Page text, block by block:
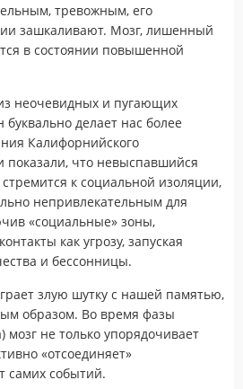
тревожным, его
зашкаливают. Мозг, лишенный
в состоянии повышенной
неочевидных и пугающих
делает нас более
Калифорнийского
показали, что невыспавшийся
к социальной изоляции,
непривлекательным для
«социальные» зоны,
как угрозу, запуская
и бессонницы.
злую шутку с нашей памятью,
образом. Во время фазы
мозг не только упорядочивает
«отсоединяет»
самих событий.